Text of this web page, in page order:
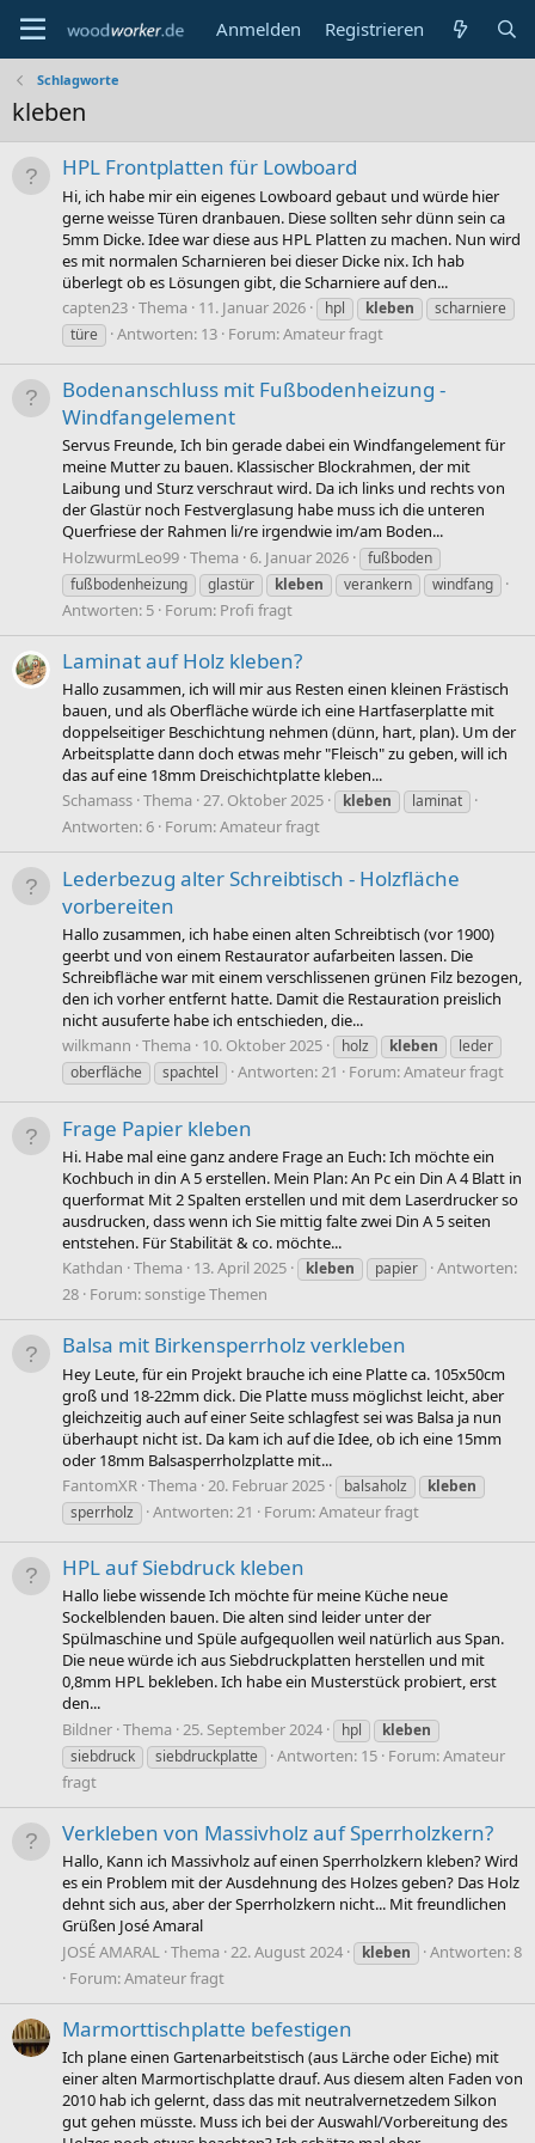
Anmelden Registrieren
Schlagworte
kleben
HPL Frontplatten für Lowboard
Hi, ich habe mir ein eigenes Lowboard gebaut und würde hier
gerne weisse Türen dranbauen. Diese sollten sehr dünn sein ca
5mm Dicke. Idee war diese aus HPL Platten zu machen. Nun wird
es mit normalen Scharnieren bei dieser Dicke nix. Ich hab
überlegt ob es Lösungen gibt, die Scharniere auf den...
capten23 Thema 11. Januar 2026 hpl kleben
scharniere
türe
Antworten: 13 Forum:Amateur fragt
Bodenanschluss mit Fußbodenheizung -
Windfangelement
Servus Freunde, Ich bin gerade dabei ein Windfangelement für
meine Mutter zu bauen. Klassischer Blockrahmen, der mit
Laibung und Sturz verschraut wird. Da ich links und rechts von
der Glastür noch Festverglasung habe muss ich die unteren
Querfriese der Rahmen li/re irgendwie im/am Boden...
HolzwurmLeo99 Thema 6. Januar 2026
fußboden
fußbodenheizung
glastür kleben verankern windfang
Antworten: 5 Forum: Profi fragt
Laminat auf Holz kleben?
Hallo zusammen, ich will mir aus Resten einen kleinen Frästisch
bauen, und als Oberfläche würde ich eine Hartfaserplatte mit
doppelseitiger Beschichtung nehmen (dünn, hart, plan). Um der
Arbeitsplatte dann doch etwas mehr "Fleisch" zu geben, will ich
das auf eine 18mm Dreischichtplatte kleben...
Schamass Thema 27. Oktober 2025 kleben laminat
Antworten: 6 Forum:Amateur fragt
Lederbezug alter Schreibtisch - Holzfläche
vorbereiten
Hallo zusammen, ich habe einen alten Schreibtisch (vor 1900)
geerbt und von einem Restaurator aufarbeiten lassen. Die
Schreibfläche war mit einem verschlissenen grünen Filz bezogen,
den ich vorher entfernt hatte. Damit die Restauration preislich
nicht ausuferte habe ich entschieden, die...
wilkmann Thema 10. Oktober 2025 holz kleben
leder
oberfläche
spachtel Antworten: 21 Forum:Amateur fragt
Frage Papier kleben
Hi. Habe mal eine ganz andere Frage an Euch: Ich möchte ein
Kochbuch in din A 5 erstellen. Mein Plan: An Pc ein Din A 4 Blatt in
querformat Mit 2 Spalten erstellen und mit dem Laserdrucker so
ausdrucken, dass wenn ich Sie mittig falte zwei Din A 5 seiten
entstehen. Für Stabilität & co. möchte...
Kathdan Thema 13. April 2025 kleben papier
Antworten:
28 Forum:sonstige Themen
Balsa mit Birkensperrholz verkleben
Hey Leute, für ein Projekt brauche ich eine Platte ca. 105x50cm
groß und 18-22mm dick. Die Platte muss möglichst leicht, aber
gleichzeitig auch auf einer Seite schlagfest sei was Balsa ja nun
überhaupt nicht ist. Da kam ich auf die Idee, ob ich eine 15mm
oder 18mm Balsasperrholzplatte mit...
FantomXR Thema 20. Februar 2025 balsaholz
kleben
sperrholz
Antworten: 21 Forum:Amateur fragt
HPL auf Siebdruck kleben
Hallo liebe wissende Ich möchte für meine Küche neue
Sockelblenden bauen. Die alten sind leider unter der
Spülmaschine und Spüle aufgequollen weil natürlich aus Span.
Die neue würde ich aus Siebdruckplatten herstellen und mit
0,8mm HPL bekleben. Ich habe ein Musterstück probiert, erst
den...
Bildner Thema 25. September 2024 hpl
kleben
siebdruck
siebdruckplatte Antworten: 15 Forum:Amateur
fragt
Verkleben von Massivholz auf Sperrholzkern?
Hallo, Kann ich Massivholz auf einen Sperrholzkern kleben? Wird
es ein Problem mit der Ausdehnung des Holzes geben? Das Holz
dehnt sich aus, aber der Sperrholzkern nicht... Mit freundlichen
Grüßen José Amaral
JOSÉ AMARAL
Thema 22. August 2024 kleben
Antworten: 8
Forum:Amateur fragt
Marmorttischplatte befestigen
Ich plane einen Gartenarbeitstisch (aus Lärche oder Eiche) mit
einer alten Marmortischplatte drauf. Aus diesem alten Faden von
2010 hab ich gelernt, dass das mit neutralvernetzedem Silkon
gut gehen müsste. Muss ich bei der Auswahl/Vorbereitung des